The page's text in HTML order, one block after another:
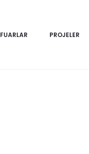
FUARLAR PROJELER